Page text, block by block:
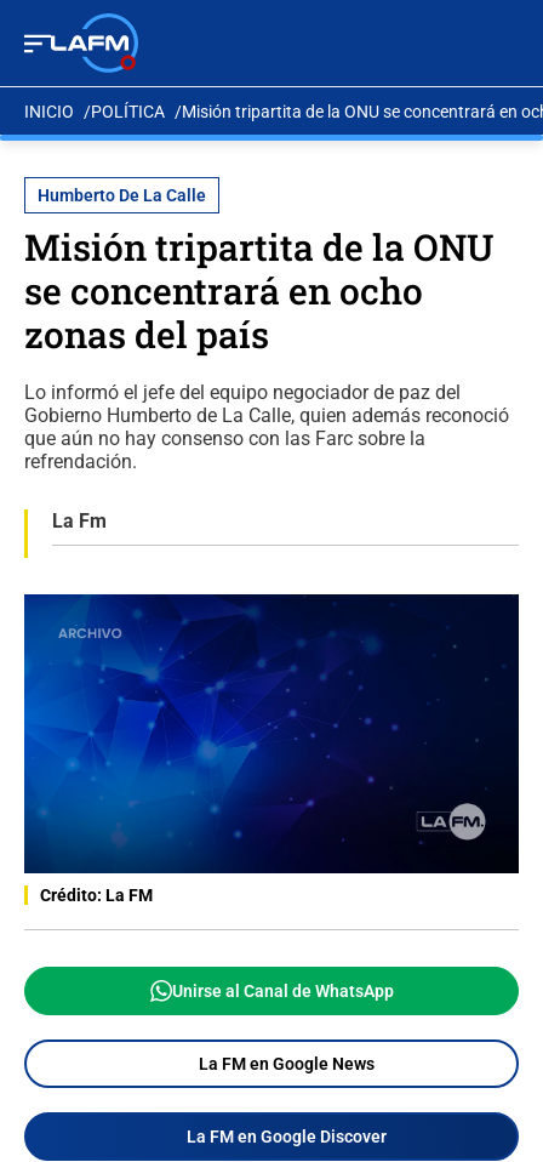
INICIO POLÍTICA Misión tripartita de la ONU se concentrará en
Humberto De La Calle
Misión tripartita de la ONU
se concentrará en ocho
zonas del país
Lo informó el jefe del equipo negociador de paz del
Gobierno Humberto de La Calle, quien además reconoció
que aún no hay consenso con las Farc sobre la
refrendación.
La Fm
Crédito: La FM
Unirse al Canal de WhatsApp
La FM en Google News
La FM en Google Discover